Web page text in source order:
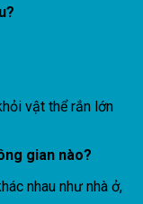
vật thể rắn lớn
gian nào?
nhau như nhà ở,